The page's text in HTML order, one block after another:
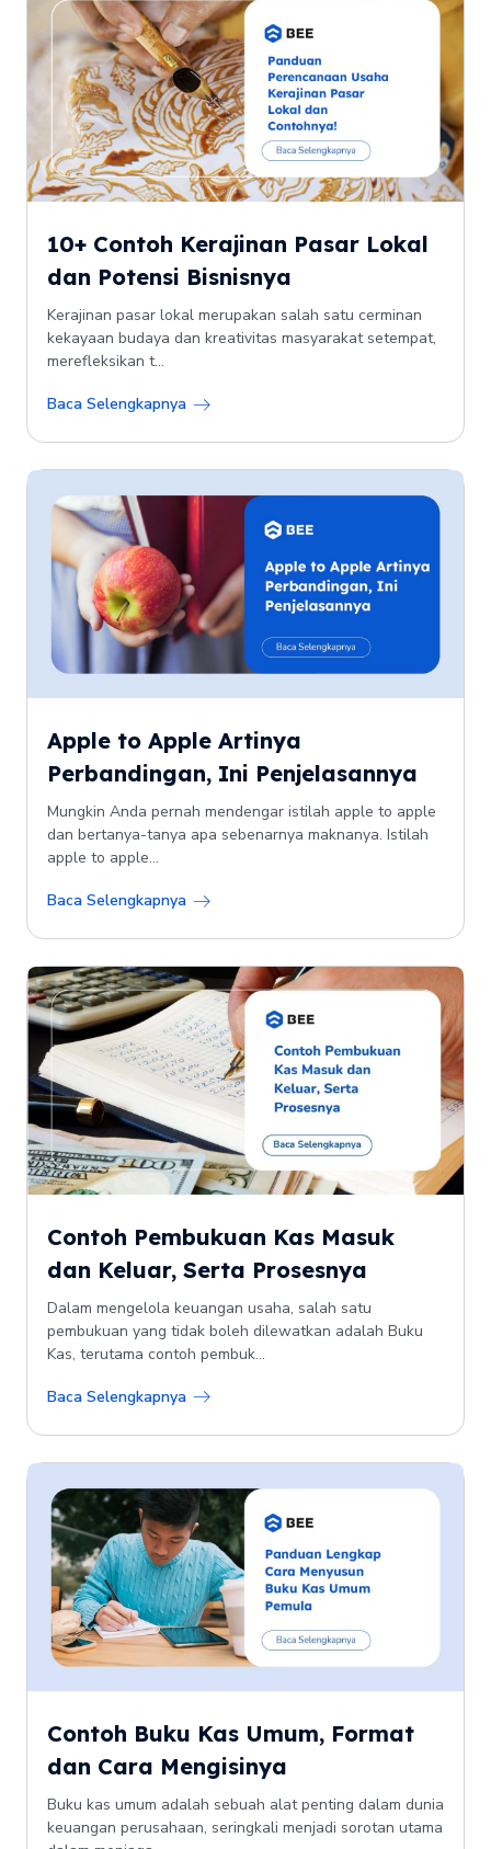
10+ Contoh Kerajinan Pasar Lokal
dan Potensi Bisnisnya
Kerajinan pasar lokal merupakan salah satu cerminan
kekayaan budaya dan kreativitas masyarakat setempat,
merefleksikan t...
Baca Selengkapnya
Apple to Apple Artinya
Perbandingan, Ini Penjelasannya
Mungkin Anda pernah mendengar istilah apple to apple
dan bertanya-tanya apa sebenarnya maknanya. Istilah
apple to apple...
Baca Selengkapnya
Contoh Pembukuan Kas Masuk
dan Keluar, Serta Prosesnya
Dalam mengelola keuangan usaha, salah satu
pembukuan yang tidak boleh dilewatkan adalah Buku
Kas, terutama contoh pembuk...
Baca Selengkapnya
Contoh Buku Kas Umum, Format
dan Cara Mengisinya
Buku kas umum adalah sebuah alat penting dalam dunia
keuangan perusahaan, seringkali menjadi sorotan utama